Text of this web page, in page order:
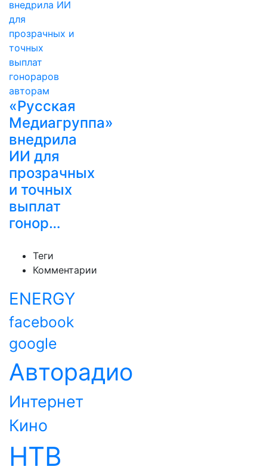
«Русская
Медиагруппа»
внедрила
ИИ для
прозрачных
и точных
выплат
гонор…
Теги
Комментарии
ENERGY
facebook
google
Авторадио
Интернет
Кино
НТВ